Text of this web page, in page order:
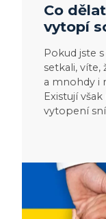
Co
vytopí
Pokud jste
setkali,
a mnohdy i
Existují
vytopení